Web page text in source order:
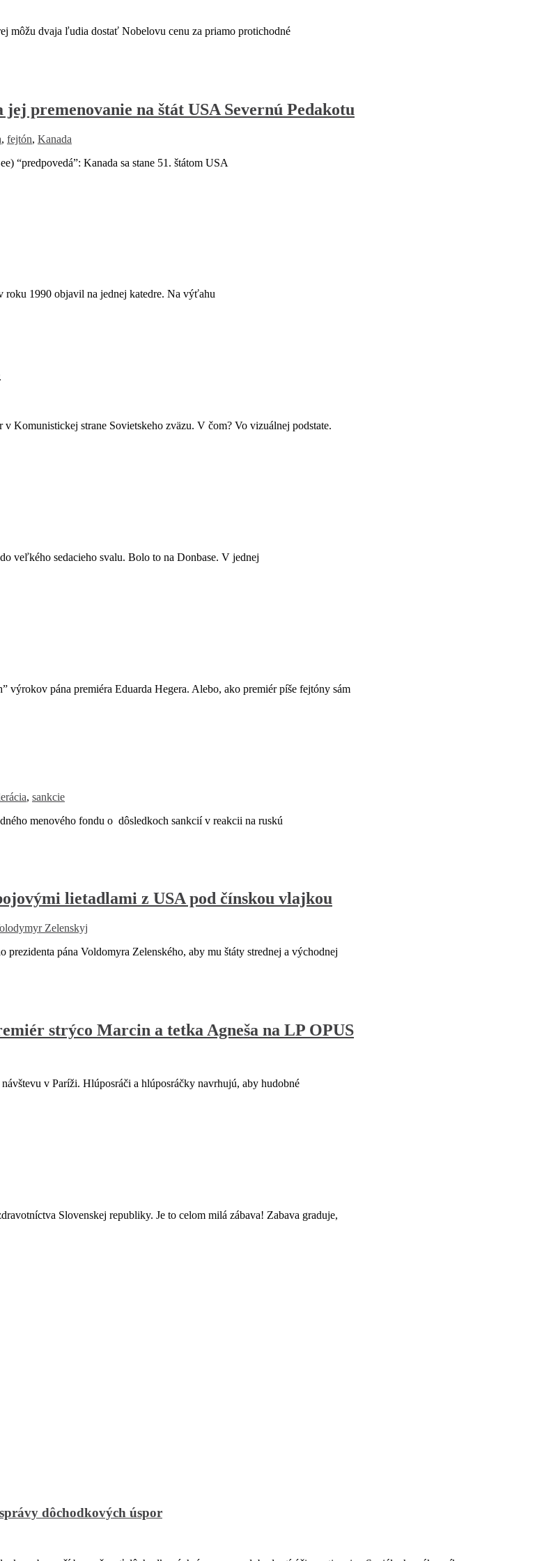
dvaja ľudia dostať Nobelovu cenu za priamo protichodné
premenovanie na štát USA Severnú Pedakotu
, fejtón, Kanada
Kanada sa stane 51. štátom USA
1990 objavil na jednej katedre. Na výťahu
Komunistickej strane Sovietskeho zväzu. V čom? Vo vizuálnej podstate.
veľkého sedacieho svalu. Bolo to na Donbase. V jednej
pána premiéra Eduarda Hegera. Alebo, ako premiér píše fejtóny sám
, sankcie
menového fondu o dôsledkoch sankcií v reakcii na ruskú
lietadlami z USA pod čínskou vlajkou
Zelenskyj
pána Voldomyra Zelenského, aby mu štáty strednej a východnej
strýco Marcin a tetka Agneša na LP OPUS
v Paríži. Hlúposráči a hlúposráčky navrhujú, aby hudobné
Slovenskej republiky. Je to celom milá zábava! Zabava graduje,
dôchodkových úspor